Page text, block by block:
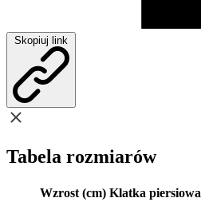
Skopiuj link
Tabela rozmiarów
Wzrost (cm) Klatka piersiowa